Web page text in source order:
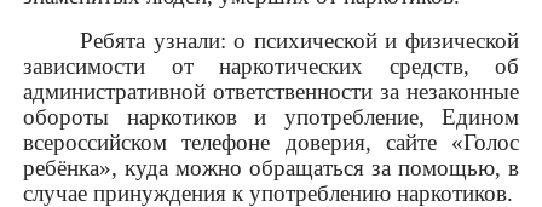
Ребята узнали: о психической и физической
зависимости от наркотических средств, об
административной ответственности за незаконные
обороты наркотиков и употребление, Едином
всероссийском телефоне доверия, сайте «Голос
ребёнка», куда можно обращаться за помощью, в
случае принуждения к употреблению наркотиков.